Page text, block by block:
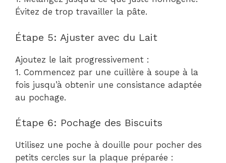
Évitez de trop travailler la pâte.
Étape 5: Ajuster avec du Lait
Ajoutez le lait progressivement :
1. Commencez par une cuillère à soupe à la
fois jusqu’à obtenir une consistance adaptée
au pochage.
Étape 6: Pochage des Biscuits
Utilisez une poche à douille pour pocher des
petits cercles sur la plaque préparée :